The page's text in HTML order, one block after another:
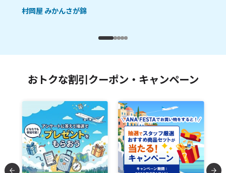
村岡屋 みかんさが錦
おトクな割引クーポン・キャンペーン